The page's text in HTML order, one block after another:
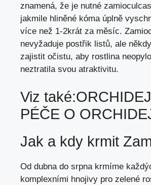
znamená, že je nutné
jakmile hliněné kóma úplně
více než 1-2krát za měsíc.
nevyžaduje postřik listů, ale
zajistit očistu, aby rostlina
neztratila svou atraktivitu.
Viz také:
PÉČE O
Jak a kdy krmit
Od dubna do srpna krmíme
komplexními hnojivy pro zelené